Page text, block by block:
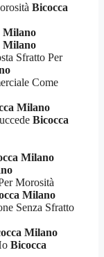
Bicocca
Milano
Milano
Sfratto Per
Come
Milano
Bicocca
Milano
Morosità
Milano
Senza Sfratto
Milano
Bicocca